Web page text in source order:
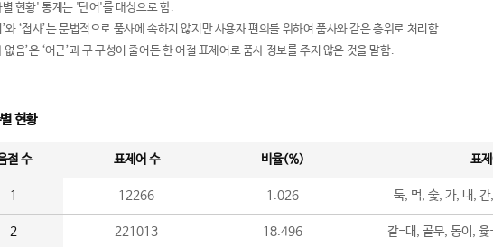
현황' 통계는 '단어'를 대상으로 함.
와 ‘접사’는 문법적으로 품사에 속하지 않지만 사용자 편의를 위하여 품사와 같은 층위로 처리함.
없음’은 ‘어근’과 구 구성이 줄어든 한 어절 표제어로 품사 정보를 주지 않은 것을 말함.
현황
절 수 표제어 수 비율(%) 표제
1 12266 1.026 둑, 먹, 숯, 가, 내,
2 221013 18.496 갈-대, 골무, 동이,